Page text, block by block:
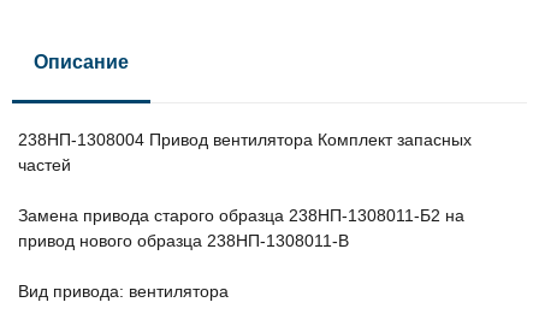
Описание
238НП-1308004 Привод вентилятора Комплект запасных
частей
Замена привода старого образца 238НП-1308011-Б2 на
привод нового образца 238НП-1308011-В
Вид привода: вентилятора